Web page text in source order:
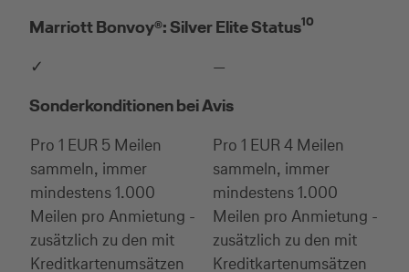
Marriott Bonvoy®: Silver Elite Status10
✓
—
Sonderkonditionen bei Avis
Pro 1 EUR 5 Meilen
sammeln, immer
mindestens 1.000
Meilen pro Anmietung -
zusätzlich zu den mit
Kreditkartenumsätzen
Pro 1 EUR 4 Meilen
sammeln, immer
mindestens 1.000
Meilen pro Anmietung -
zusätzlich zu den mit
Kreditkartenumsätzen